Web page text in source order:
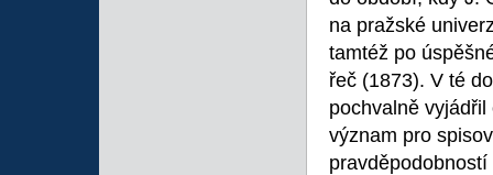
na pražské
tamtéž po
řeč (1873). V té
pochvalně
význam pro